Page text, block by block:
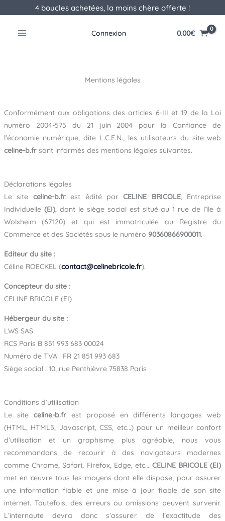
au
contenu
4 boucles achetées, la moins chère offerte !
Connexion 0.00€
Mentions légales
Conformément aux obligations des articles 6-III et 19 de la Loi
numéro 2004-575 du 21 juin 2004 pour la Confiance de
l’économie numérique, dite L.C.E.N., les utilisateurs du site web
celine-b.frsont informés des mentions légales suivantes.
Déclarations légales
Le site celine-b.frest édité parCELINE BRICOLE, Entreprise
Individuelle(EI), dont le siège social est situé au 1 rue de l’île à
Wolxheim (67120) et qui est immatriculée au Registre du
Commerce et des Sociétés sous le numéro 90360866900011.
Editeur du site :
Céline ROECKEL (contact@celinebricole.fr).
Concepteur du site :
CELINE BRICOLE (EI)
Hébergeur du site :
LWS SAS
RCS Paris B 851 993 683 00024
Numéro de TVA : FR 21 851 993 683
Siège social : 10, rue Penthièvre 75838 Paris
Conditions d’utilisation
Le site celine-b.frest proposé en différents langages web
(HTML, HTML5, Javascript, CSS, etc…) pour un meilleur confort
d’utilisation et un graphisme plus agréable, nous vous
recommandons de recourir à des navigateurs modernes
comme Chrome, Safari, Firefox, Edge, etc… CELINE BRICOLE (EI)
met en œuvre tous les moyens dont elle dispose, pour assurer
une information fiable et une mise à jour fiable de son site
internet. Toutefois, des erreurs ou omissions peuvent survenir.
L’internaute devra donc s’assurer de l’exactitude des